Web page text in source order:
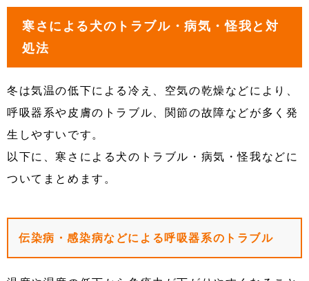
寒さによる犬のトラブル・病気・怪我と対
処法
冬は気温の低下による冷え、空気の乾燥などにより、
呼吸器系や皮膚のトラブル、関節の故障などが多く発
生しやすいです。
以下に、寒さによる犬のトラブル・病気・怪我などに
ついてまとめます。
伝染病・感染病などによる呼吸器系のトラブル